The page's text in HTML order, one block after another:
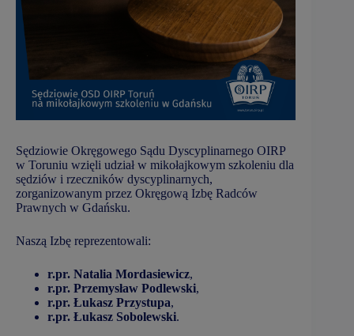
Sędziowie Okręgowego Sądu Dyscyplinarnego OIRP
w Toruniu wzięli udział w mikołajkowym szkoleniu dla
sędziów i rzeczników dyscyplinarnych,
zorganizowanym przez Okręgową Izbę Radców
Prawnych w Gdańsku.
Naszą Izbę reprezentowali:
r.pr. Natalia Mordasiewicz,
r.pr. Przemysław Podlewski,
r.pr. Łukasz Przystupa,
r.pr. Łukasz Sobolewski.